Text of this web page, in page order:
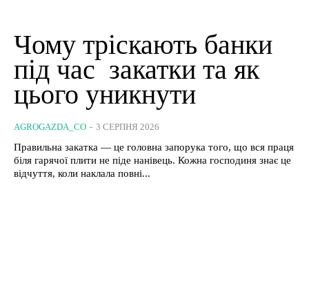
Чому тріскають банки
під час закатки та як
цього уникнути
AGROGAZDA_CO - 3 СЕРПНЯ 2026
Правильна закатка — це головна запорука того, що вся праця
біля гарячої плити не піде нанівець. Кожна господиня знає це
відчуття, коли наклала повні...